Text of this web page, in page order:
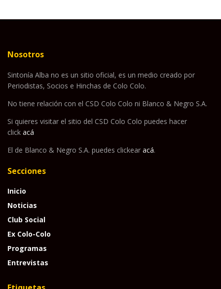
Nosotros
Sintonía Alba no es un sitio oficial, es un medio creado por
Periodistas, Socios e Hinchas de Colo Colo.
No tiene relación con el CSD Colo Colo ni Blanco & Negro S.A.
Si quieres visitar el sitio del CSD Colo Colo puedes hacer
click acá
El de Blanco & Negro S.A. puedes clickear acá.
Secciones
Inicio
Noticias
Club Social
Ex Colo-Colo
Programas
Entrevistas